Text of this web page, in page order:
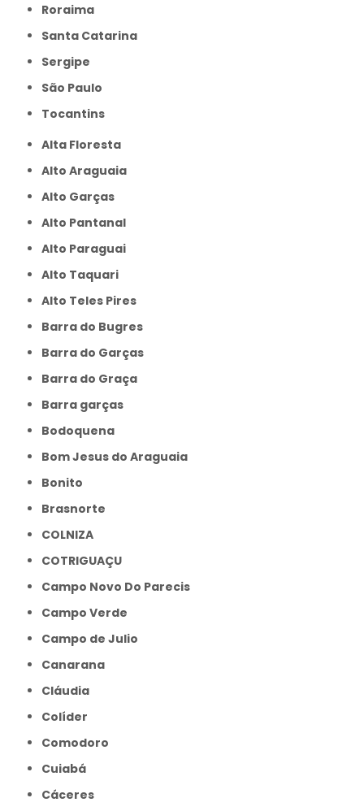
Roraima
Santa Catarina
Sergipe
São Paulo
Tocantins
Alta Floresta
Alto Araguaia
Alto Garças
Alto Pantanal
Alto Paraguai
Alto Taquari
Alto Teles Pires
Barra do Bugres
Barra do Garças
Barra do Graça
Barra garças
Bodoquena
Bom Jesus do Araguaia
Bonito
Brasnorte
COLNIZA
COTRIGUAÇU
Campo Novo Do Parecis
Campo Verde
Campo de Julio
Canarana
Cláudia
Colíder
Comodoro
Cuiabá
Cáceres